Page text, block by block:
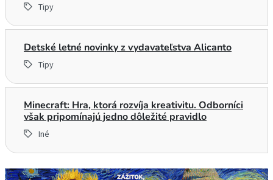
Tipy
Detské letné novinky z vydavateľstva Alicanto
Tipy
Minecraft: Hra, ktorá rozvíja kreativitu. Odborníci
však pripomínajú jedno dôležité pravidlo
Iné